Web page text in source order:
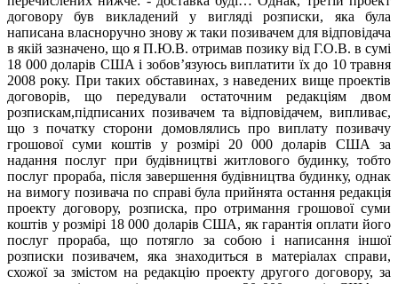
договору був викладений у вигляді розписки, яка була
написана власноручно знову ж таки позивачем для відповідача
в якій зазначено, що я П.Ю.В. отримав позику від Г.О.В. в сумі
18 000 доларів США і зобов’язуюсь виплатити їх до 10 травня
2008 року. При таких обставинах, з наведених вище проектів
договорів, що передували остаточним редакціям двом
розпискам,підписаних позивачем та відповідачем, випливає,
що з початку сторони домовлялись про виплату позивачу
грошової суми коштів у розмірі 20 000 доларів США за
надання послуг при будівництві житлового будинку, тобто
послуг прораба, після завершення будівництва будинку, однак
на вимогу позивача по справі була прийнята остання редакція
проекту договору, розписка, про отримання грошової суми
коштів у розмірі 18 000 доларів США, як гарантія оплати його
послуг прораба, що потягло за собою і написання іншої
розписки позивачем, яка знаходиться в матеріалах справи,
схожої за змістом на редакцію проекту другого договору, за